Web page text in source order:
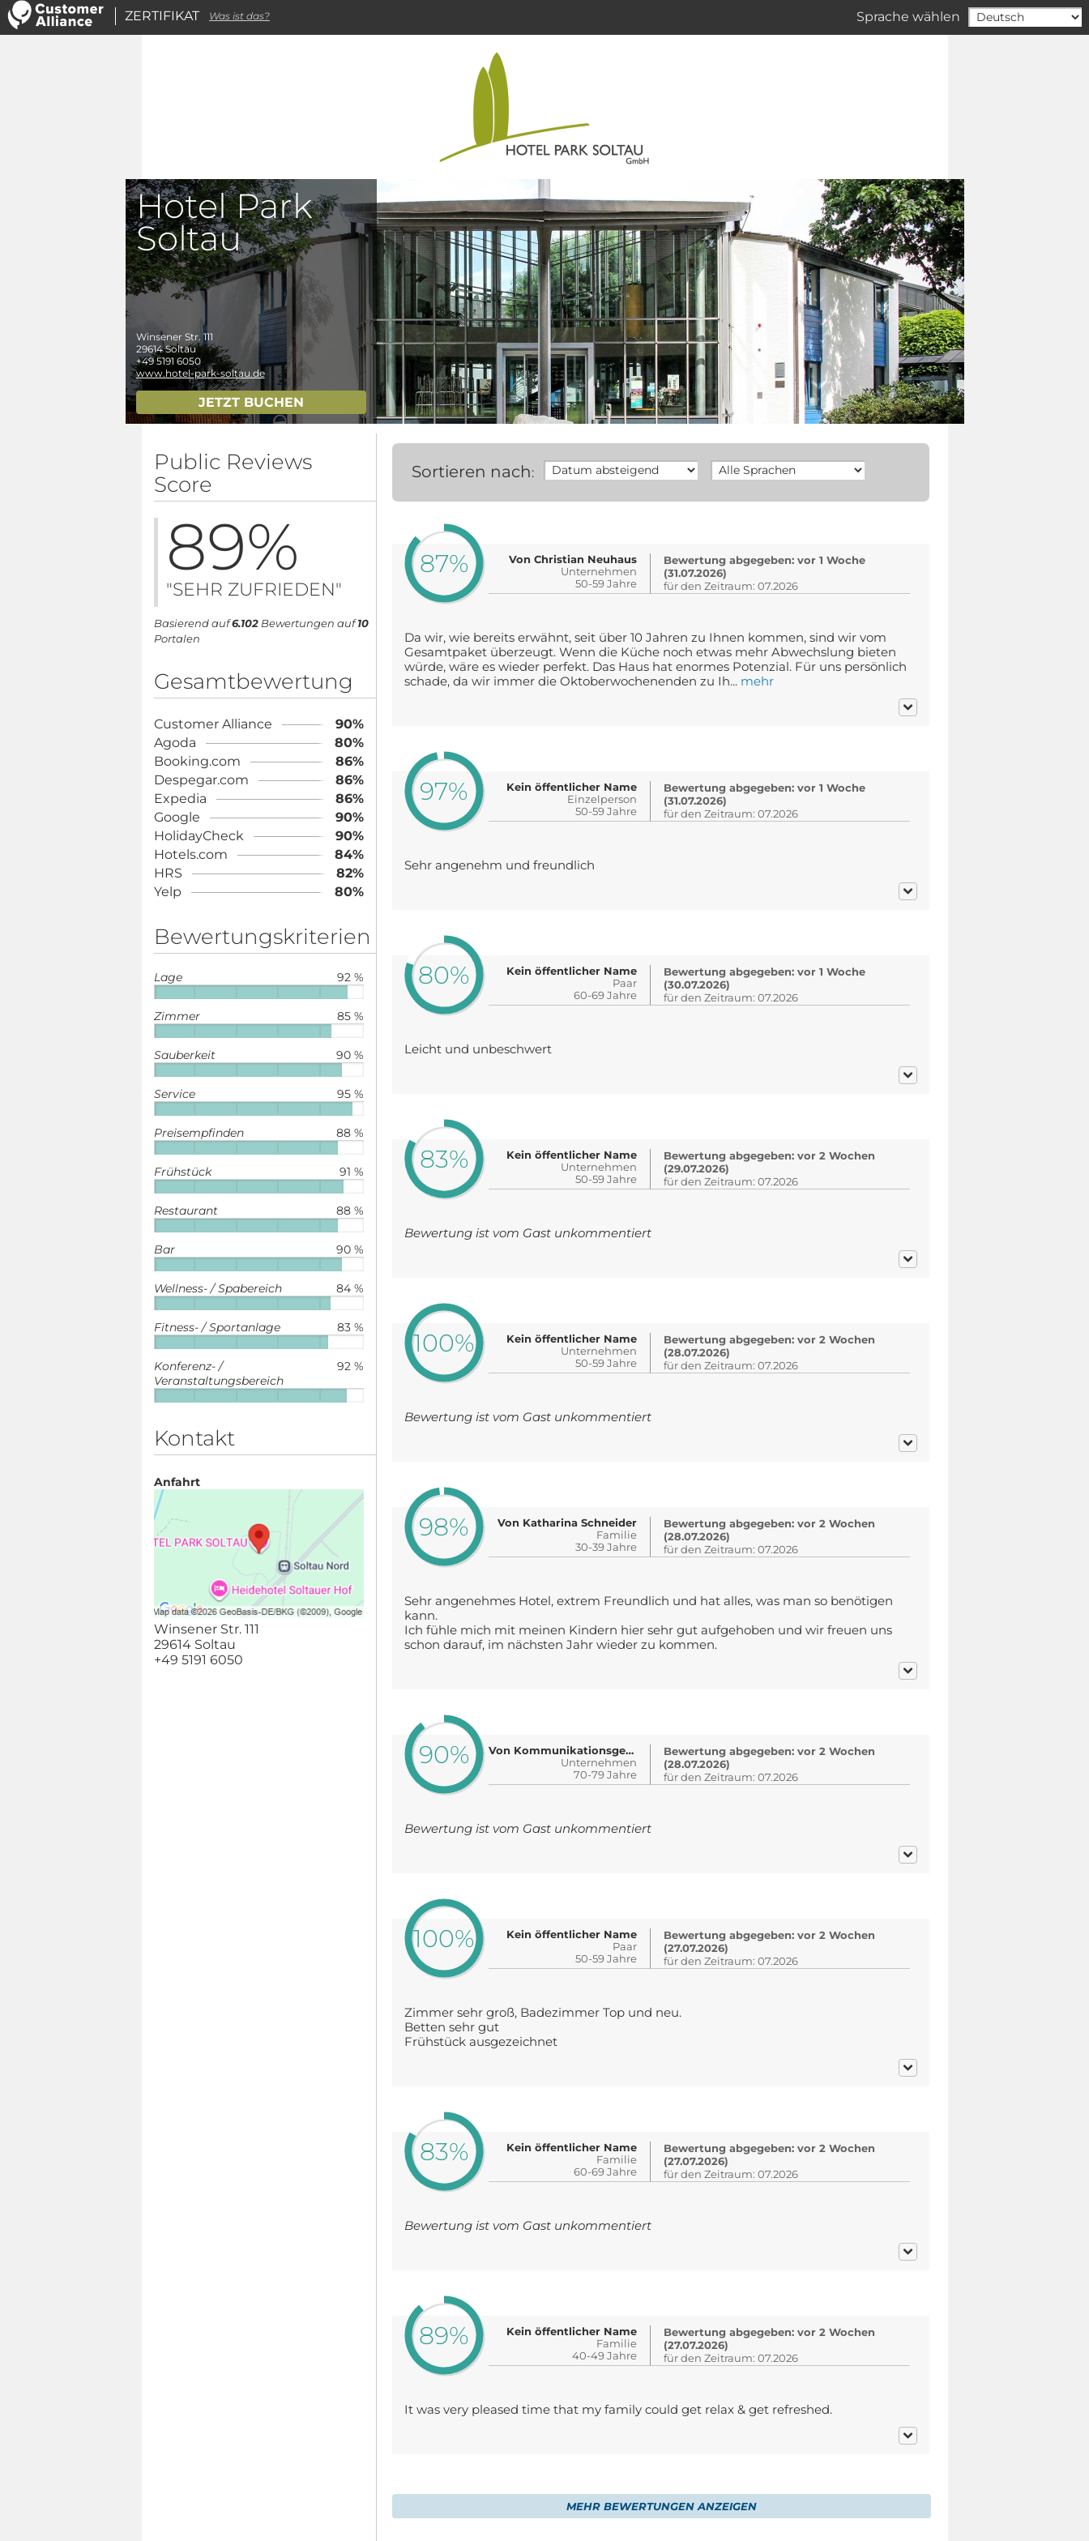
Sprache wählen
Hotel Park
Soltau
Winsener Str. 111
29614 Soltau
+49 5191 6050
www.hotel-park-soltau.de
JETZT BUCHEN
Public Reviews
Score
89%
"SEHR ZUFRIEDEN"
Basierend auf6.102Bewertungen auf10
Portalen
Gesamtbewertung
Customer Alliance
90%
Agoda
80%
Booking.com
86%
Despegar.com
86%
Expedia
86%
Google
90%
HolidayCheck
90%
Hotels.com
84%
HRS
82%
Yelp
80%
Bewertungskriterien
92 %
Lage
85 %
Zimmer
90 %
Sauberkeit
95 %
Service
88 %
Preisempfinden
91 %
Frühstück
88 %
Restaurant
90 %
Bar
84 %
Wellness- / Spabereich
83 %
Fitness- / Sportanlage
92 %
Konferenz- /
Veranstaltungsbereich
Kontakt
Anfahrt
Winsener Str. 111
29614 Soltau
+49 5191 6050
Sortieren nach:
87%
Von Christian Neuhaus
Unternehmen
50-59 Jahre
Bewertung abgegeben: vor 1 Woche
(31.07.2026)
für den Zeitraum: 07.2026
Da wir, wie bereits erwähnt, seit über 10 Jahren zu Ihnen kommen, sind wir vom
Gesamtpaket überzeugt. Wenn die Küche noch etwas mehr Abwechslung bieten
würde, wäre es wieder perfekt. Das Haus hat enormes Potenzial. Für uns persönlich
schade, da wir immer die Oktoberwochenenden zu Ih... mehr
97%
Kein öffentlicher Name
Einzelperson
50-59 Jahre
Bewertung abgegeben: vor 1 Woche
(31.07.2026)
für den Zeitraum: 07.2026
Sehr angenehm und freundlich
80%
Kein öffentlicher Name
Paar
60-69 Jahre
Bewertung abgegeben: vor 1 Woche
(30.07.2026)
für den Zeitraum: 07.2026
Leicht und unbeschwert
83%
Kein öffentlicher Name
Unternehmen
50-59 Jahre
Bewertung abgegeben: vor 2 Wochen
(29.07.2026)
für den Zeitraum: 07.2026
Bewertung ist vom Gast unkommentiert
100%
Kein öffentlicher Name
Unternehmen
50-59 Jahre
Bewertung abgegeben: vor 2 Wochen
(28.07.2026)
für den Zeitraum: 07.2026
Bewertung ist vom Gast unkommentiert
98%
Von Katharina Schneider
Familie
30-39 Jahre
Bewertung abgegeben: vor 2 Wochen
(28.07.2026)
für den Zeitraum: 07.2026
Sehr angenehmes Hotel, extrem Freundlich und hat alles, was man so benötigen
kann.
Ich fühle mich mit meinen Kindern hier sehr gut aufgehoben und wir freuen uns
schon darauf, im nächsten Jahr wieder zu kommen.
90%
Von Kommunikationsgewerkschaft DPV..
Unternehmen
70-79 Jahre
Bewertung abgegeben: vor 2 Wochen
(28.07.2026)
für den Zeitraum: 07.2026
Bewertung ist vom Gast unkommentiert
100%
Kein öffentlicher Name
Paar
50-59 Jahre
Bewertung abgegeben: vor 2 Wochen
(27.07.2026)
für den Zeitraum: 07.2026
Zimmer sehr groß, Badezimmer Top und neu.
Betten sehr gut
Frühstück ausgezeichnet
83%
Kein öffentlicher Name
Familie
60-69 Jahre
Bewertung abgegeben: vor 2 Wochen
(27.07.2026)
für den Zeitraum: 07.2026
Bewertung ist vom Gast unkommentiert
89%
Kein öffentlicher Name
Familie
40-49 Jahre
Bewertung abgegeben: vor 2 Wochen
(27.07.2026)
für den Zeitraum: 07.2026
It was very pleased time that my family could get relax & get refreshed.
MEHR BEWERTUNGEN ANZEIGEN
ZERTIFIKAT Was ist das?